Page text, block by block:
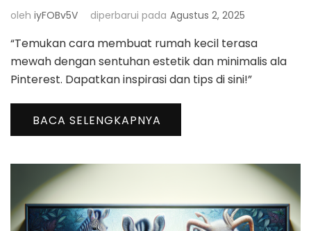
oleh iyFOBv5V diperbarui pada Agustus 2, 2025
“Temukan cara membuat rumah kecil terasa
mewah dengan sentuhan estetik dan minimalis ala
Pinterest. Dapatkan inspirasi dan tips di sini!”
BACA SELENGKAPNYA